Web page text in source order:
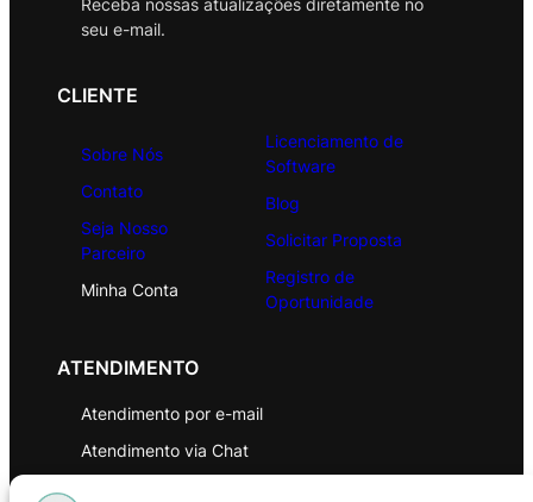
seu e-mail.
CLIENTE
Sobre Nós
Contato
Seja Nosso
Parceiro
Minha Conta
Licenciamento de
Software
Blog
Solicitar Proposta
Registro de
Oportunidade
ATENDIMENTO
Atendimento por e-mail
Atendimento via Chat